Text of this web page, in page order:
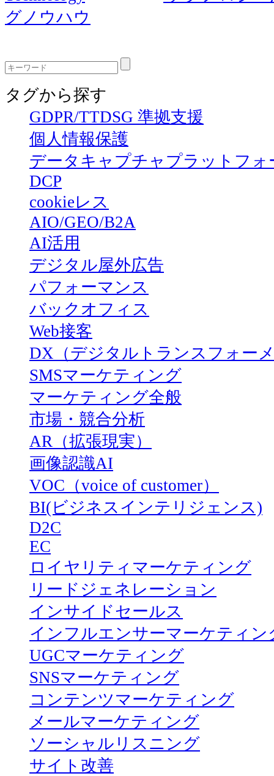
グノウハウ
タグから探す
GDPR/TTDSG 準拠支援
個人情報保護
データキャプチャプラットフォ
DCP
cookieレス
AIO/GEO/B2A
AI活用
デジタル屋外広告
パフォーマンス
バックオフィス
Web接客
DX（デジタルトランスフォー
SMSマーケティング
マーケティング全般
市場・競合分析
AR（拡張現実）
画像認識AI
VOC（voice of customer）
BI(ビジネスインテリジェンス)
D2C
EC
ロイヤリティマーケティング
リードジェネレーション
インサイドセールス
インフルエンサーマーケティン
UGCマーケティング
SNSマーケティング
コンテンツマーケティング
メールマーケティング
ソーシャルリスニング
サイト改善